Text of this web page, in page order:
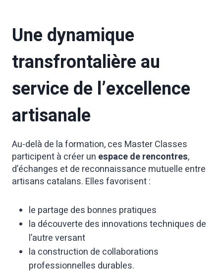
Une dynamique
transfrontalière au
service de l’excellence
artisanale
Au-delà de la formation, ces Master Classes
participent à créer un espace de rencontres,
d’échanges et de reconnaissance mutuelle entre
artisans catalans. Elles favorisent :
le partage des bonnes pratiques
la découverte des innovations techniques de
l’autre versant
la construction de collaborations
professionnelles durables.